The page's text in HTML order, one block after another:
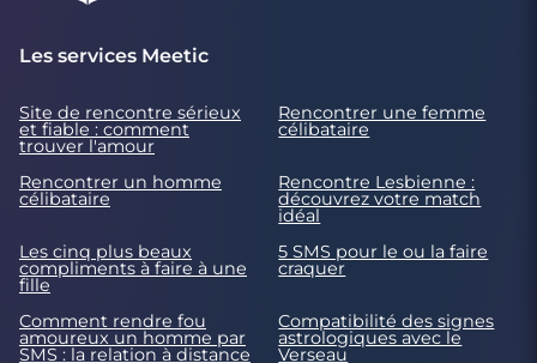
Les services Meetic
Site de rencontre sérieux
et fiable : comment
trouver l'amour
Rencontrer une femme
célibataire
Rencontrer un homme
célibataire
Rencontre Lesbienne :
découvrez votre match
idéal
Les cinq plus beaux
compliments à faire à une
fille
5 SMS pour le ou la faire
craquer
Comment rendre fou
amoureux un homme par
SMS : la relation à distance
Compatibilité des signes
astrologiques avec le
Verseau